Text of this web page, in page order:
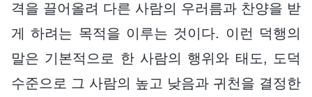
격을 끌어올려 다른 사람의 우러름과 찬양을 받
게 하려는 목적을 이루는 것이다. 이런 덕행의
말은 기본적으로 한 사람의 행위와 태도, 도덕
수준으로 그 사람의 높고 낮음과 귀천을 결정한